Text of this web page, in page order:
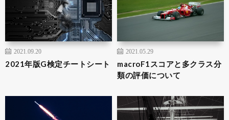
2021.09.20
2021年版G検定チートシート
2021.05.29
macroF1スコアと多クラス分
類の評価について